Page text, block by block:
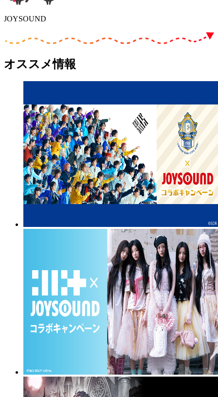
JOYSOUND
オススメ情報